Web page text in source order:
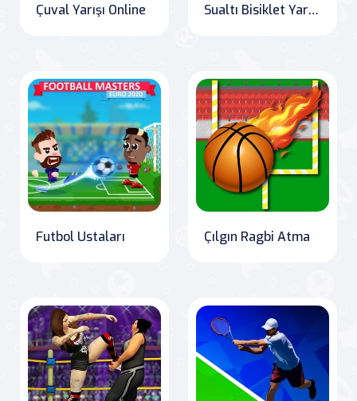
Çuval Yarışı Online Sualtı Bisiklet Yarış Pisti: BMX İmkansız Gösteri
Futbol Ustaları Çılgın Ragbi Atma